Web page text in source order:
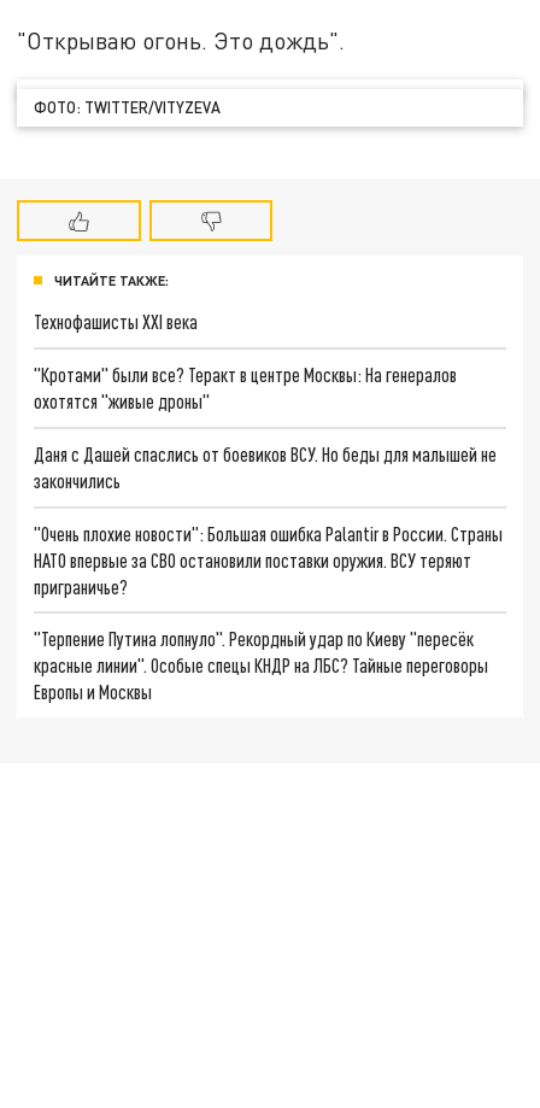
"Открываю огонь. Это дождь".
ФОТО: TWITTER/VITYZEVA
ЧИТАЙТЕ ТАКЖЕ:
Технофашисты XXI века
"Кротами" были все? Теракт в центре Москвы: На генералов
охотятся "живые дроны"
Даня с Дашей спаслись от боевиков ВСУ. Но беды для малышей не
закончились
"Очень плохие новости": Большая ошибка Palantir в России. Страны
НАТО впервые за СВО остановили поставки оружия. ВСУ теряют
приграничье?
"Терпение Путина лопнуло". Рекордный удар по Киеву "пересёк
красные линии". Особые спецы КНДР на ЛБС? Тайные переговоры
Европы и Москвы